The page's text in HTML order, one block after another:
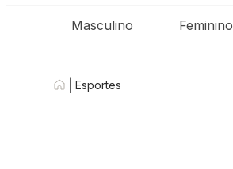
Masculino Feminino
Esportes